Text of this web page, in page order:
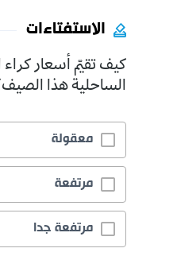
الاستفتاءات
كيف تقيّم أسعار كراء
الساحلية هذا
معقولة
مرتفعة
مرتفعة جدا